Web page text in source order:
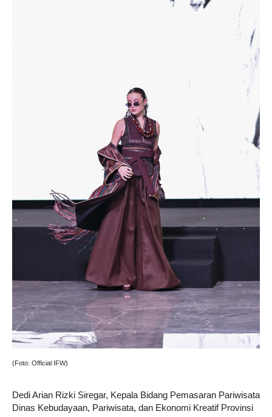
(Foto: Official IFW)
Dedi Arian Rizki Siregar, Kepala Bidang Pemasaran Pariwisata
Dinas Kebudayaan, Pariwisata, dan Ekonomi Kreatif Provinsi